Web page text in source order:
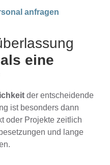
anfragen
eine
der entscheidende
ist besonders dann
oder Projekte zeitlich
und lange